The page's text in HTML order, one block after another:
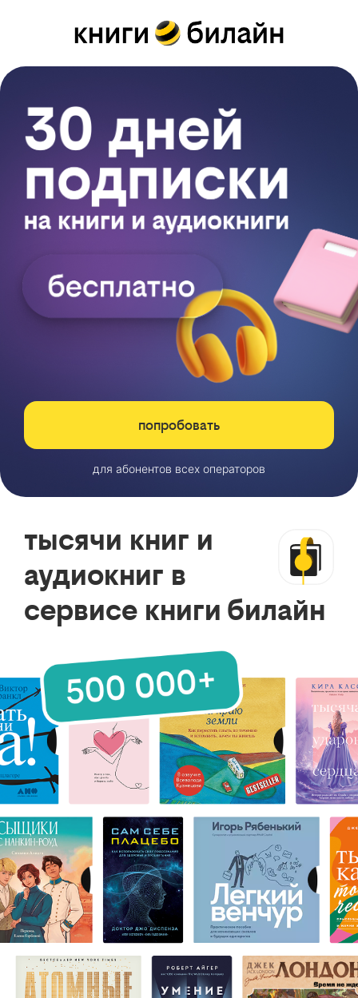
попробовать
для абонентов всех операторов
тысячи книг и
аудиокниг в
сервисе книги билайн